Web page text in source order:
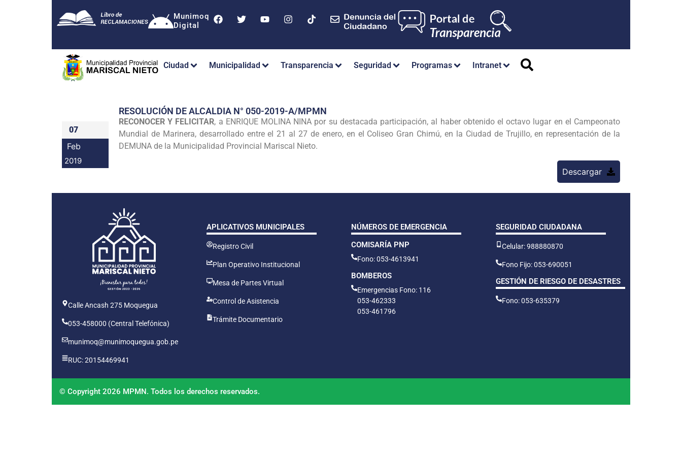
Munimoq
Digital
Ciudad Municipalidad Transparencia Seguridad Programas Intranet
07
Feb
2019
RESOLUCIÓN DE ALCALDIA N° 050-2019-A/MPMN
RECONOCER Y FELICITAR, a ENRIQUE MOLINA NINA por su destacada participación, al haber obtenido el octavo lugar en el Campeonato
Mundial de Marinera, desarrollado entre el 21 al 27 de enero, en el Coliseo Gran Chimú, en la Ciudad de Trujillo, en representación de la
DEMUNA de la Municipalidad Provincial Mariscal Nieto.
Descargar
Calle Ancash 275 Moquegua
053-458000 (Central Telefónica)
munimoq@munimoquegua.gob.pe
RUC: 20154469941
APLICATIVOS MUNICIPALES
Registro Civil
Plan Operativo Institucional
Mesa de Partes Virtual
Control de Asistencia
Trámite Documentario
NÚMEROS DE EMERGENCIA
COMISARÍA PNP
Fono: 053-4613941
BOMBEROS
Emergencias Fono: 116
053-462333
053-461796
SEGURIDAD CIUDADANA
Celular: 988880870
Fono Fijo: 053-690051
GESTIÓN DE RIESGO DE DESASTRES
Fono: 053-635379
© Copyright 2026 MPMN. Todos los derechos reservados.